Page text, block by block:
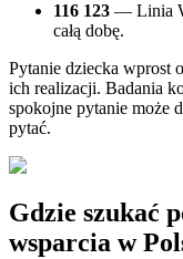
116 123 — Linia
całą dobę.
Pytanie dziecka wprost
ich realizacji. Badania
spokojne pytanie może
pytać.
Gdzie szukać
wsparcia w